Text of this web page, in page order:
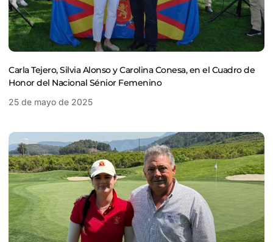
Carla Tejero, Silvia Alonso y Carolina Conesa, en el Cuadro de
Honor del Nacional Sénior Femenino
25 de mayo de 2025